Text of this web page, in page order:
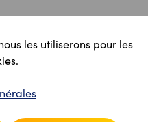
les utiliserons pour les